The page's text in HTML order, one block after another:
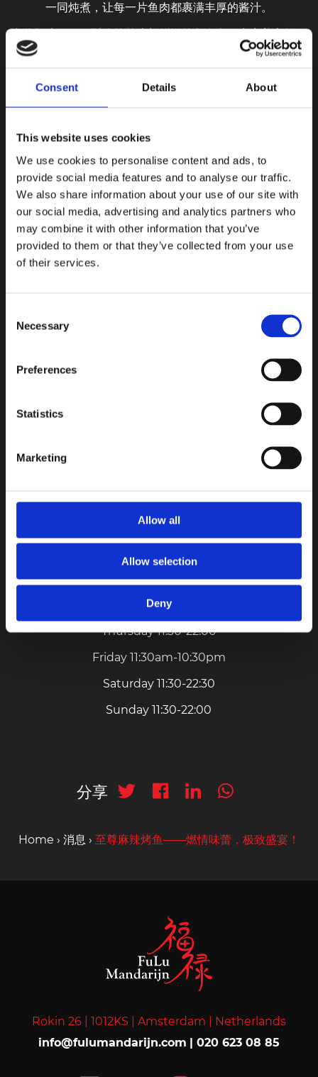
Consent Details About
This website uses cookies
We use cookies to personalise content and ads, to
provide social media features and to analyse our traffic.
We also share information about your use of our site with
our social media, advertising and analytics partners who
may combine it with other information that you’ve
provided to them or that they’ve collected from your use
of their services.
Selection
Necessary
Preferences
Statistics
Marketing
Allow all
Allow selection
Deny
一同炖煮，让每一片鱼肉都裹满丰厚的酱汁。
当你轻咬一口，酥脆的外皮与鲜嫩的鱼肉在口中完美交织，
秘制的麻辣酱料深深渗透，辣而不燥，鲜而不腥。
体验前所未有的美食盛宴。来尝试这道至尊麻辣烤鱼吧！绝
---------------------------------
福禄酒楼是阿姆斯特丹非常著名的中餐馆，坐落在水坝广场
附近，在这绝佳的位置向您呈现最正宗的中国菜系及热情专
业的服务，令您享受今生难忘的用餐体验。
福禄酒楼共有三层装饰优雅不同风格的餐厅，可同时容纳二
百多人就餐。以烹饪川菜及各式新鲜海鲜为主，在欧洲享有
盛名，曾多次登上阿姆斯特是当地客More information:
ubereats.com,
Phone: +31 20 623 0885 ；+31 20 623 0885
You can call to reserve or get the food from the
www.fulumandarijn.com
Location: Rokin 26, 1012KS, Amsterdam
Opening Hours
Tuesday 11:30-22:00
Wednesday 11:30am-10pm
Thursday 11:30-22:00
Friday 11:30am-10:30pm
Saturday 11:30-22:30
Sunday 11:30-22:00
分享
Home › 消息 › 至尊麻辣烤鱼——燃情味蕾，极致盛宴！
Rokin 26 | 1012KS | Amsterdam |
Netherlands
info@fulumandarijn.com | 020 623 08 85